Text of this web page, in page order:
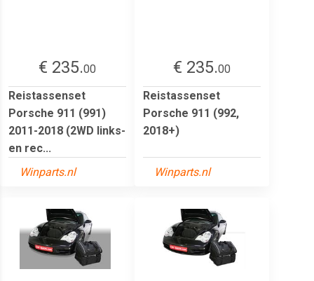
€ 235.00
Reistassenset
Porsche 911 (991)
2011-2018 (2WD links-
en rec...
Winparts.nl
€ 235.00
Reistassenset
Porsche 911 (992,
2018+)
Winparts.nl